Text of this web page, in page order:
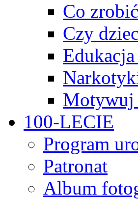
Co
Czy
Edukacja
Motywuj
100-LECIE
Program
Patronat
Album